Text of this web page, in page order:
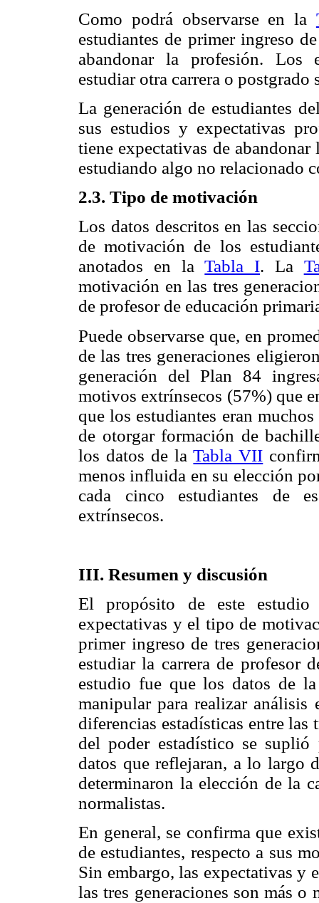
Como podrá observarse en la
estudiantes de primer ingreso
abandonar la profesión. Los
estudiar otra carrera o
La generación de estudiantes
sus estudios y expectativas
tiene expectativas de
estudiando algo no relacionado
2.3. Tipo de motivación
Los datos descritos en las
de motivación de los
anotados en laTabla I. La
motivación en las tres
de profesor de educación
Puede observarse que, en
de las tres generaciones
generación del Plan 84
motivos extrínsecos (57%) que
que los estudiantes eran
de otorgar formación de
los datos de laTabla VII
menos influida en su elección
cada cinco estudiantes de
extrínsecos.
III. Resumen y discusión
El propósito de este estudio
expectativas y el tipo de
primer ingreso de tres
estudiar la carrera de profesor
estudio fue que los datos de
manipular para realizar análisis
diferencias estadísticas entre las
del poder estadístico se
datos que reflejaran, a lo largo
determinaron la elección de la
normalistas.
En general, se confirma que
de estudiantes, respecto a sus
Sin embargo, las expectativas y
las tres generaciones son más o